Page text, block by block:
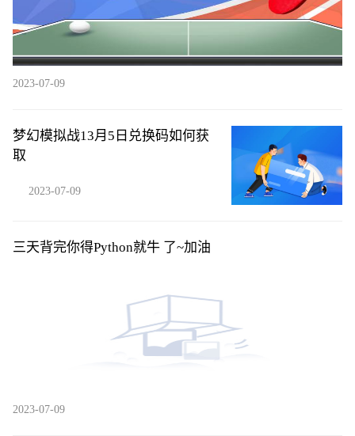
2023-07-09
梦幻模拟战13月5日兑换码如何获
取
2023-07-09
三天背完你得Python就牛 了~加油
2023-07-09